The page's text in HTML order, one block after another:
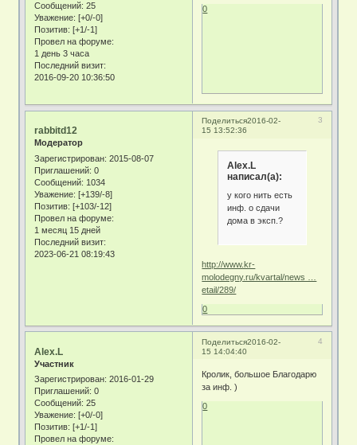
Сообщений: 25
Уважение: [+0/-0]
Позитив: [+1/-1]
Провел на форуме:
1 день 3 часа
Последний визит:
2016-09-20 10:36:50
0
Поделиться 3
2016-02-
15 13:52:36
rabbitd12
Модератор
Зарегистрирован: 2015-08-07
Приглашений: 0
Сообщений: 1034
Уважение: [+139/-8]
Позитив: [+103/-12]
Провел на форуме:
1 месяц 15 дней
Последний визит:
2023-06-21 08:19:43
Alex.L
написал(а):
у кого нить есть
инф. о сдачи
дома в эксп.?
http://www.kr-
molodegny.ru/kvartal/news …
etail/289/
0
Поделиться 4
2016-02-
15 14:04:40
Alex.L
Участник
Зарегистрирован: 2016-01-29
Приглашений: 0
Сообщений: 25
Уважение: [+0/-0]
Позитив: [+1/-1]
Провел на форуме:
Кролик, большое Благодарю
за инф. )
0